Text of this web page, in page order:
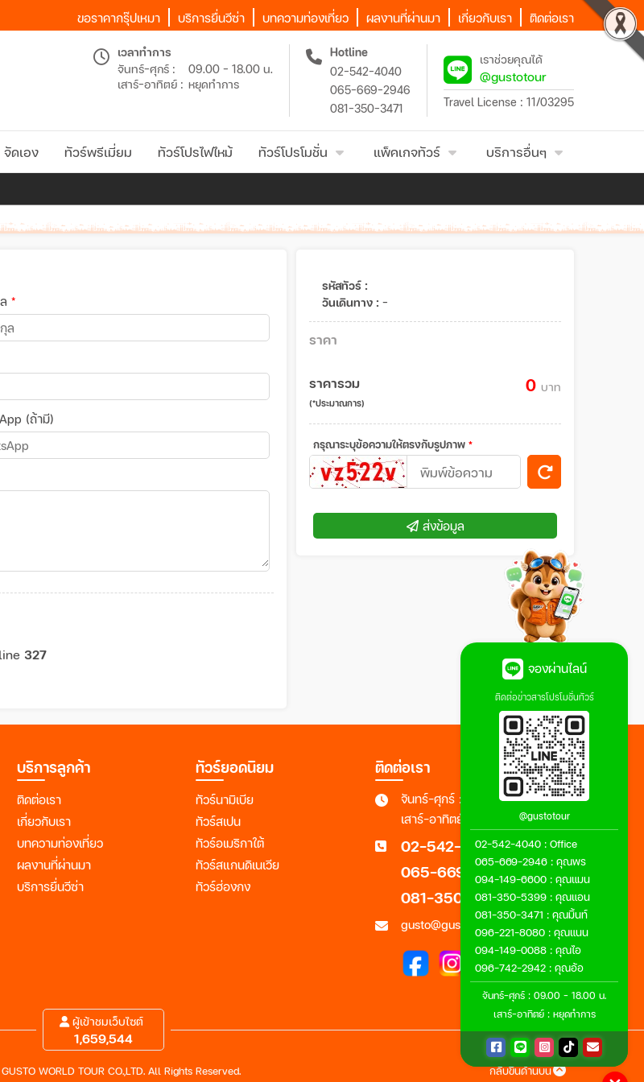
ขอราคากรุ๊ปเหมา บริการยื่นวีซ่า บทความท่องเที่ยว ผลงานที่ผ่านมา เกี่ยวกับเรา ติดต่อเรา
เวลาทำการ
จันทร์-ศุกร์ :
09.00 - 18.00 น.
เสาร์-อาทิตย์ : หยุดทำการ
Hotline
02-542-4040
065-669-2946
081-350-3471
เราช่วยคุณได้
@gustotour
Travel License : 11/03295
ดเอง ทัวร์พรีเมี่ยม ทัวร์โปรไฟไหม้ ทัวร์โปรโมชั่น แพ็คเกจทัวร์ บริการอื่นๆ
*
(ถ้ามี)
327
รหัสทัวร์ :
วันเดินทาง : -
ราคา
ราคารวม
(*ประมาณการ)
0 บาท
กรุณาระบุข้อความให้ตรงกับรูปภาพ *
ส่งข้อมูล
บริการลูกค้า
ติดต่อเรา
เกี่ยวกับเรา
บทความท่องเที่ยว
ผลงานที่ผ่านมา
บริการยื่นวีซ่า
ทัวร์ยอดนิยม
ทัวร์นามิเบีย
ทัวร์สเปน
ทัวร์อเมริกาใต้
ทัวร์สแกนดิเนเวีย
ทัวร์ฮ่องกง
ติดต่อเรา
จันทร์-ศุกร์ : 09.00 - 18.00 น.
เสาร์-อาทิตย์ : หยุดทำการ
02-542-4040
065-669-2946
081-350-3471
gusto@gustotour.com
ผู้เข้าชมเว็บไซต์
1,659,544
WORLD TOUR CO.,LTD. All Rights Reserved. กลับขึ้นด้านบน
จองผ่านไลน์
ติดต่อข่าวสารโปรโมชั่นทัวร์
@gustotour
02-542-4040 : Office
065-669-2946 : คุณพร
094-149-6600 : คุณแมน
081-350-5399 : คุณแอน
081-350-3471 : คุณมิ้นท์
096-221-8080 : คุณแนน
094-149-0088 : คุณไอ
096-742-2942 : คุณอ้อ
จันทร์-ศุกร์ : 09.00 - 18.00 น.
เสาร์-อาทิตย์ : หยุดทำการ